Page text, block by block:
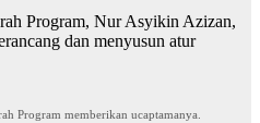
Program, Nur Asyikin Azizan,
dan menyusun atur
Program memberikan ucaptamanya.